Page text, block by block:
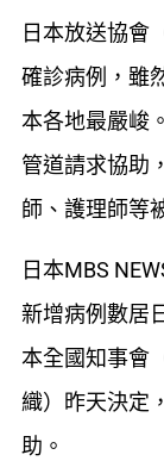
日本放送協會
確診病例，雖
本各地最嚴峻
管道請求協助
師、護理師等
日本MBS
新增病例數居
本全國知事會
織）昨天決定
助。